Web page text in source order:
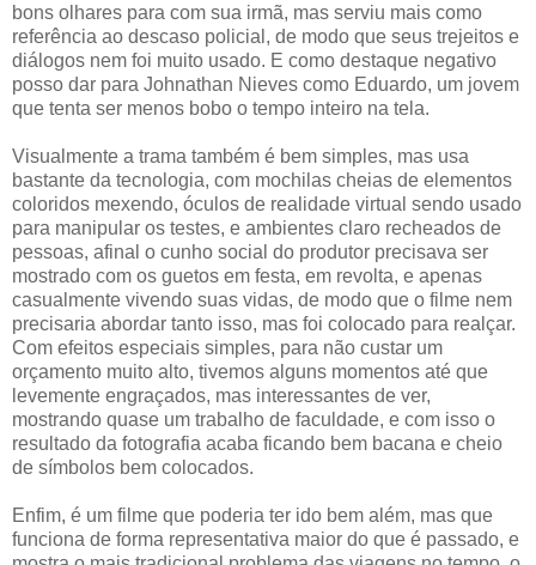
bons olhares para com sua irmã, mas serviu mais como
referência ao descaso policial, de modo que seus trejeitos e
diálogos nem foi muito usado. E como destaque negativo
posso dar para Johnathan Nieves como Eduardo, um jovem
que tenta ser menos bobo o tempo inteiro na tela.
Visualmente a trama também é bem simples, mas usa
bastante da tecnologia, com mochilas cheias de elementos
coloridos mexendo, óculos de realidade virtual sendo usado
para manipular os testes, e ambientes claro recheados de
pessoas, afinal o cunho social do produtor precisava ser
mostrado com os guetos em festa, em revolta, e apenas
casualmente vivendo suas vidas, de modo que o filme nem
precisaria abordar tanto isso, mas foi colocado para realçar.
Com efeitos especiais simples, para não custar um
orçamento muito alto, tivemos alguns momentos até que
levemente engraçados, mas interessantes de ver,
mostrando quase um trabalho de faculdade, e com isso o
resultado da fotografia acaba ficando bem bacana e cheio
de símbolos bem colocados.
Enfim, é um filme que poderia ter ido bem além, mas que
funciona de forma representativa maior do que é passado, e